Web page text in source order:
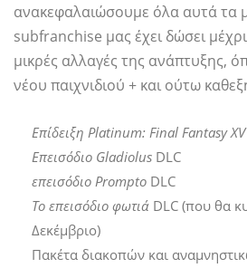
ανακεφαλαιώσουμε όλα αυτά τα
subfranchise μας έχει δώσει
μικρές αλλαγές της ανάπτυξης,
νέου παιχνιδιού + και ούτω
Επίδειξη Platinum: Final Fantasy XV
Επεισόδιο Gladiolus DLC
επεισόδιο Prompto DLC
Το επεισόδιο φωτιά DLC (που θα
Δεκέμβριο)
Πακέτα διακοπών και